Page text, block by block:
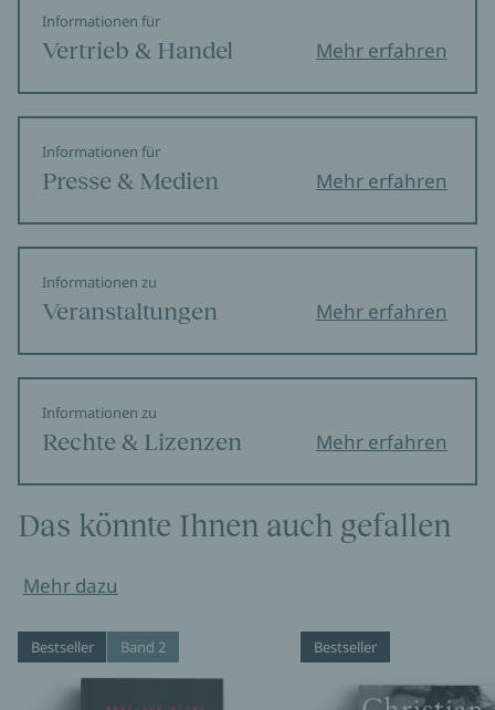
Informationen für
Vertrieb & Handel Mehr erfahren
Informationen für
Presse & Medien Mehr erfahren
Informationen zu
Veranstaltungen Mehr erfahren
Informationen zu
Rechte & Lizenzen Mehr erfahren
Das könnte Ihnen auch gefallen
Mehr dazu
Bestseller Band 2 Bestseller